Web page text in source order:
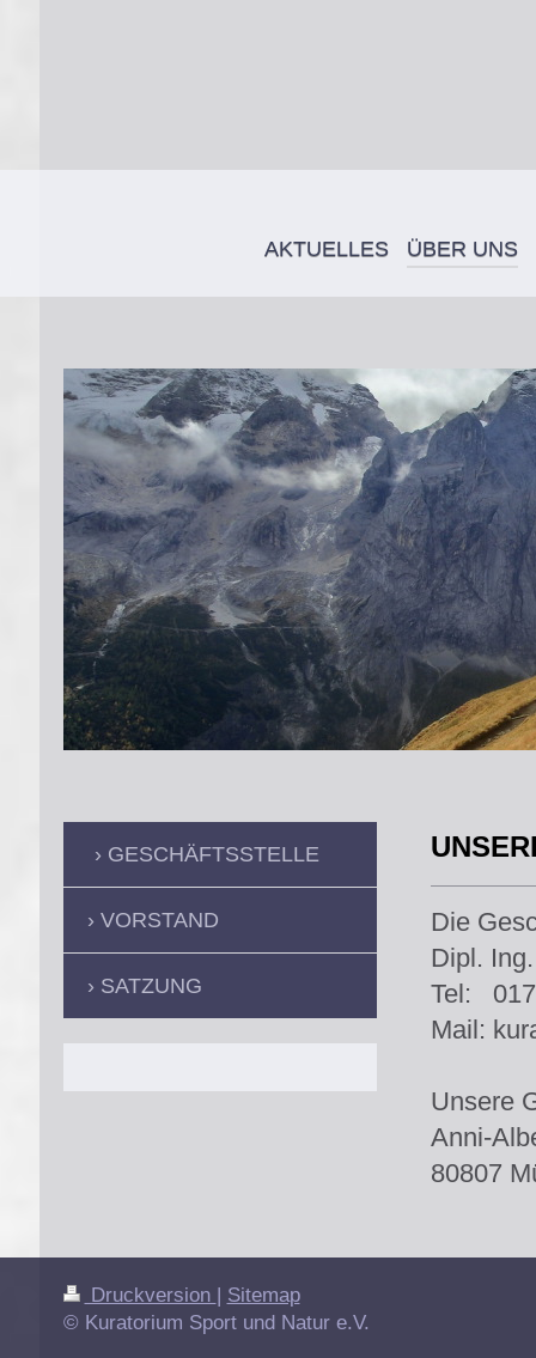
AKTUELLES ÜBER UNS
Die
Dipl.
Tel:
Mail:
Unsere
Anni-
80807
GESCHÄFTSSTELLE
VORSTAND
SATZUNG
Druckversion
Sitemap
© Kuratorium Sport und Natur e.V.